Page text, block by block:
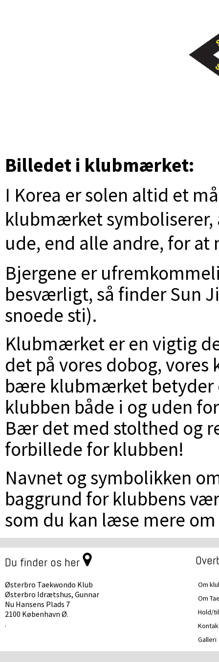
Billedet i klubmærket:
I Korea er solen altid et
klubmærket
ude, end alle andre, for at
Bjergene er
besværligt, så finder Sun
snoede sti).
Klubmærket er en vigtig
det på vores dobog,
bære klubmærket betyder
klubben både i og uden
Bær det med stolthed og
forbillede for klubben!
Navnet og symbolikken
baggrund for klubbens
som du kan læse mere
Du finder os her
Østerbro Taekwondo Klub
Østerbro Idrætshus, Gunnar
Nu Hansens Plads 7
2100 København Ø.
.
Om
Om
Hold/
Galleri